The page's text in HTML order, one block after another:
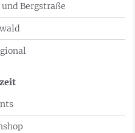
Bergstraße